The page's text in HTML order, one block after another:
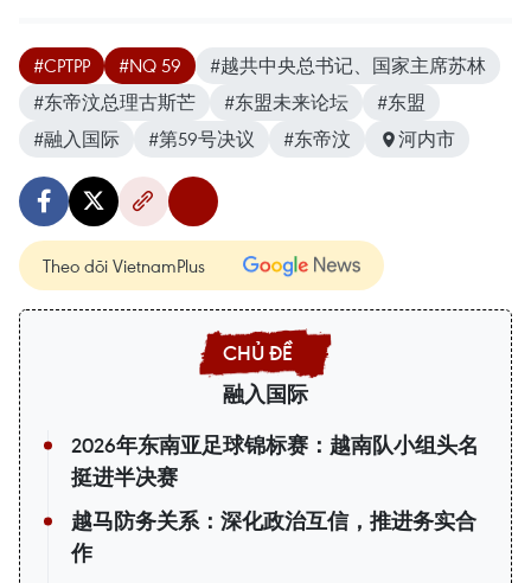
#CPTPP #NQ 59
#越共中央总书记、国家主席苏林
#东帝汶总理古斯芒
#东盟未来论坛
#东盟
#融入国际
#第59号决议 #东帝汶 河内市
Theo dõi VietnamPlus
融入国际
2026年东南亚足球锦标赛：越南队小组头名
挺进半决赛
越马防务关系：深化政治互信，推进务实合
作